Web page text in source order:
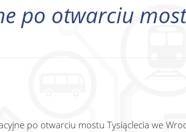
po otwarciu
po otwarciu mostu Tysiąclecia we